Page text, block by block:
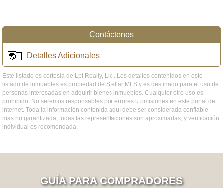
Contáctenos
Detalles Adicionales
Este listado es cortesía de Lpt Realty, Llc . Los detalles contenidos en este
listado de inmuebles es propiedad de Stellar MLS y es destinado para el uso de
personas interesadas en adquirir bienes inmuebles. Cualquier otro uso es
prohibido. No seremos responsables por errores u omisiones en este portal de
internet. Toda la información contenida aquí debe ser considerada confiable
mas no garantizada, todas las representaciones son aproximadas, y verificación
individual es recomendada.
GUÍA PARA COMPRADORES